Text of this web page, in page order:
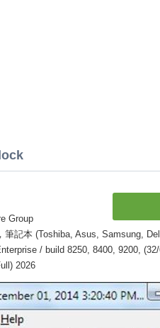
Group
筆記本 (Toshiba, Asus, Samsung,
/ build 8250, 8400, 9200,
2026